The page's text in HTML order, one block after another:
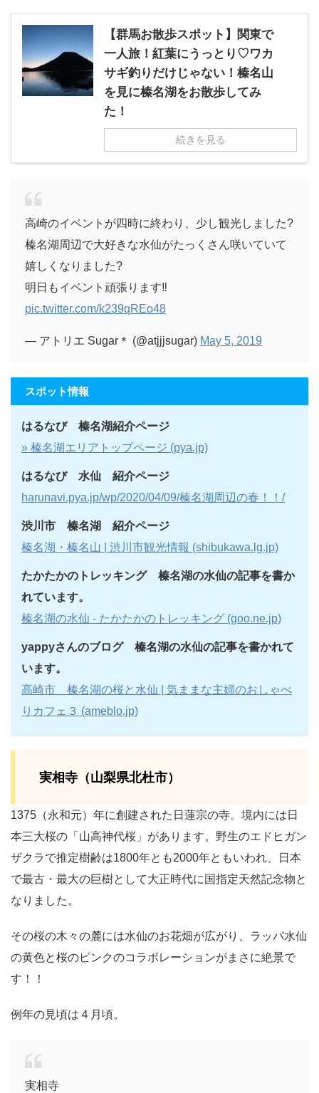
【群馬お散歩スポット】関東で
一人旅！紅葉にうっとり♡ワカ
サギ釣りだけじゃない！榛名山
を見に榛名湖をお散歩してみ
た！
続きを見る
高崎のイベントが四時に終わり、少し観光しました?
榛名湖周辺で大好きな水仙がたっくさん咲いていて
嬉しくなりました?
明日もイベント頑張ります‼️
pic.twitter.com/k239qREo48
— アトリエ Sugar＊ (@atjjjsugar) May 5, 2019
スポット情報
はるなび 榛名湖紹介ページ
» 榛名湖エリアトップページ (pya.jp)
はるなび 水仙 紹介ページ
harunavi.pya.jp/wp/2020/04/09/榛名湖周辺の春！！/
渋川市 榛名湖 紹介ページ
榛名湖・榛名山 | 渋川市観光情報 (shibukawa.lg.jp)
たかたかのトレッキング 榛名湖の水仙の記事を書か
れています。
榛名湖の水仙 - たかたかのトレッキング (goo.ne.jp)
yappyさんのブログ
榛名湖の水仙の記事を書かれて
います。
高崎市 榛名湖の桜と水仙 | 気ままな主婦のおしゃべ
りカフェ３ (ameblo.jp)
実相寺（山梨県北杜市）
1375（永和元）年に創建された日蓮宗の寺。境内には日
本三大桜の「山高神代桜」があります。野生のエドヒガン
ザクラで推定樹齢は1800年とも2000年ともいわれ、日本
で最古・最大の巨樹として大正時代に国指定天然記念物と
なりました。
その桜の木々の麓には水仙のお花畑が広がり、ラッパ水仙
の黄色と桜のピンクのコラボレーションがまさに絶景で
す！！
例年の見頃は４月頃。
実相寺